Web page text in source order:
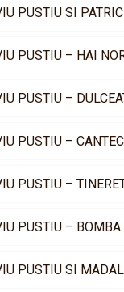
PUSTIU SI
PUSTIU – HAI
PUSTIU –
PUSTIU –
PUSTIU –
PUSTIU – BOMBA
PUSTIU SI